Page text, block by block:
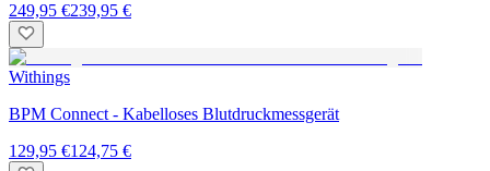
249,95 €239,95 €
Withings
BPM Connect - Kabelloses Blutdruckmessgerät
129,95 €124,75 €